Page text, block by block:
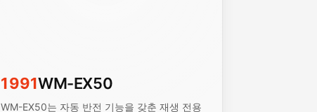
1991WM-EX50
WM-EX50는 자동 반전 기능을 갖춘 재생 전용